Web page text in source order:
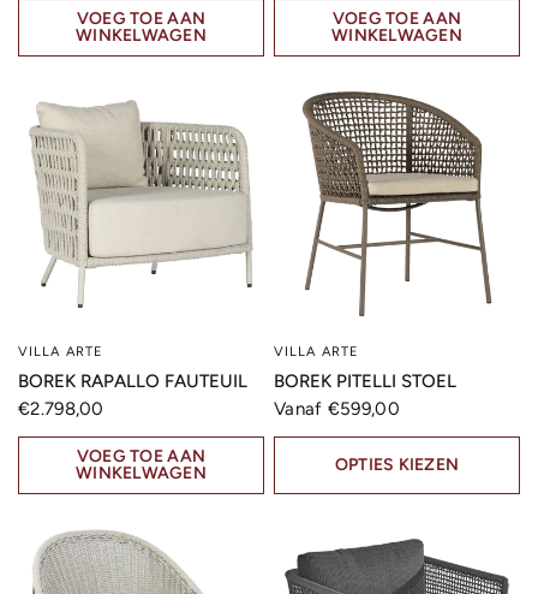
VOEG TOE AAN
WINKELWAGEN
VOEG TOE AAN
WINKELWAGEN
VILLA ARTE
BOREK RAPALLO FAUTEUIL
€2.798,00
VOEG TOE AAN
WINKELWAGEN
VILLA ARTE
BOREK PITELLI STOEL
Vanaf €599,00
OPTIES KIEZEN